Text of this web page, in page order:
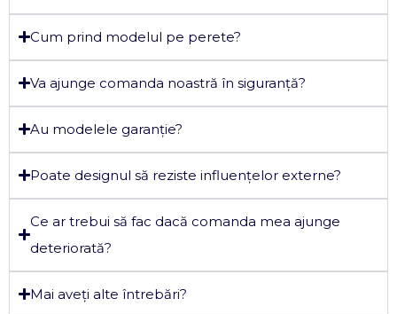
Cum prind modelul pe perete?
Va ajunge comanda noastră în siguranță?
Au modelele garanție?
Poate designul să reziste influențelor externe?
Ce ar trebui să fac dacă comanda mea ajunge
deteriorată?
Mai aveți alte întrebări?